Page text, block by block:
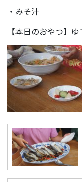
・みそ汁
【本日のおやつ】